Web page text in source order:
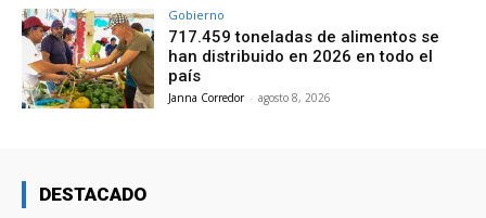
Gobierno
717.459 toneladas de alimentos se
han distribuido en 2026 en todo el
país
Janna Corredor - agosto 8, 2026
DESTACADO